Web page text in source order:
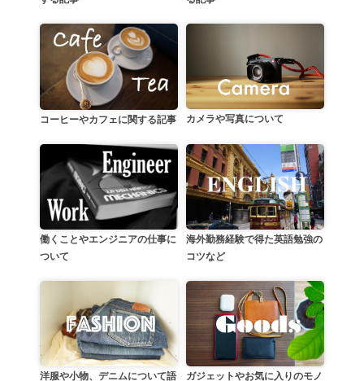
コーヒーやカフェに関する記事 カメラや写真について
働くことやエンジニアの仕事に
ついて
海外勤務経験で得た英語勉強の
コツなど
洋服や小物、デニムについて語
ガジェットやお気に入りのモノ